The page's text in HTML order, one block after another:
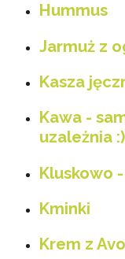
Hummus
Jarmuż z
Kasza
Kawa -
uzależnia :)
Kluskowo
Kminki
Krem z